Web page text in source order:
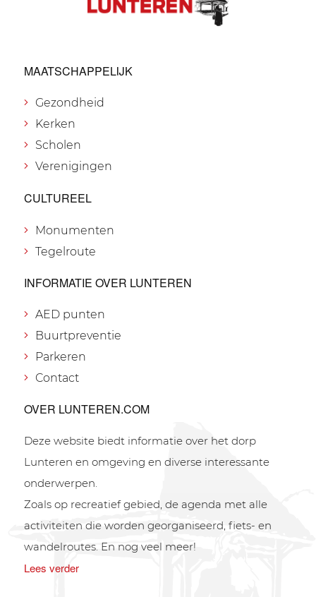
MAATSCHAPPELIJK
Gezondheid
Kerken
Scholen
Verenigingen
CULTUREEL
Monumenten
Tegelroute
INFORMATIE OVER LUNTEREN
AED punten
Buurtpreventie
Parkeren
Contact
OVER LUNTEREN.COM
Deze website biedt informatie over het dorp
Lunteren en omgeving en diverse interessante
onderwerpen.
Zoals op recreatief gebied, de agenda met alle
activiteiten die worden georganiseerd, fiets- en
wandelroutes. En nog veel meer!
Lees verder